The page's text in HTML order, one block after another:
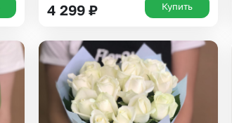
Нижний Новгород
Казань
Челябинск
Новосибирск
4 299 ₽ Купить